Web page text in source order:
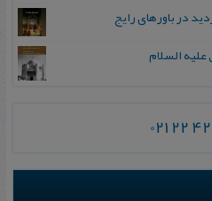
در باورهای رایج
السلام
021 22